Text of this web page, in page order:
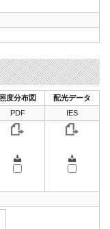
照度分布図
配光データ
PDF IES